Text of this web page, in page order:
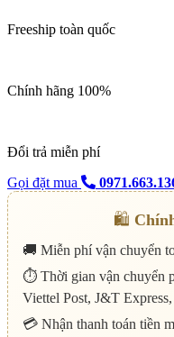
Freeship toàn quốc
Chính hãng 100%
Đổi trả miễn phí
Gọi đặt mua
🛍️
🚚 Miễn phí vận chuyển
⏱️ Thời gian vận chuyển
Viettel Post, J&T
💳 Nhận thanh toán tiền